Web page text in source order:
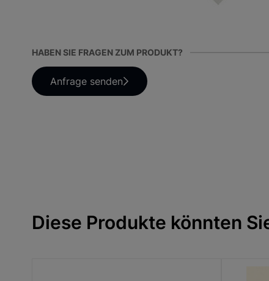
HABEN SIE FRAGEN ZUM PRODUKT?
Anfrage senden
Diese Produkte könnten